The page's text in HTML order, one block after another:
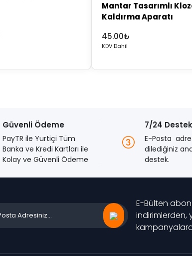
Mantar Tasarımlı
Kaldırma Aparatı
45.00₺
KDV Dahil
Güvenli Ödeme
PayTR ile Yurtiçi Tüm
Banka ve Kredi Kartları ile
Kolay ve Güvenli Ödeme
7/24 Destek
E-Posta
dilediğiniz
destek.
E-Bülten
indirimlerden,